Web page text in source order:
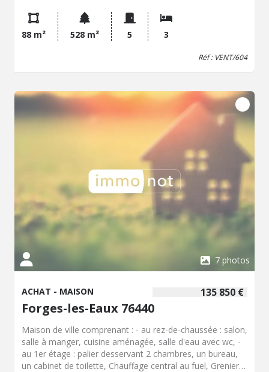
88 m² 528 m² 5 3
Réf : VENT/604
7 photos
135 850 €
ACHAT - MAISON
Forges-les-Eaux 76440
Maison de ville comprenant : - au rez-de-chaussée : salon,
salle à manger, cuisine aménagée, salle d'eau avec wc, -
au 1er étage : palier desservant 2 chambres, un bureau,
un cabinet de toilette, Chauffage central au fuel, Grenier